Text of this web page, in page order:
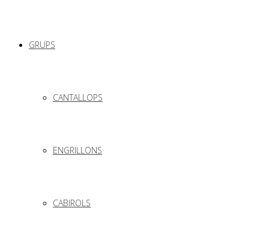
GRUPS
CANTALLOPS
ENGRILLONS
CABIROLS